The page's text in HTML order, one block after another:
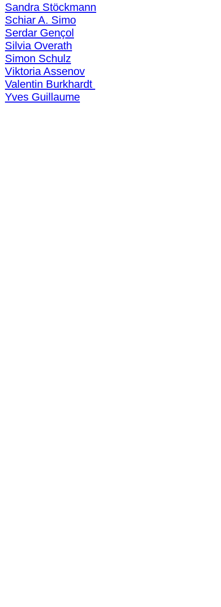
Sandra Stöckmann
Schiar A. Simo
Serdar Gençol
Silvia Overath
Simon Schulz
Viktoria Assenov
Valentin Burkhardt
Yves Guillaume